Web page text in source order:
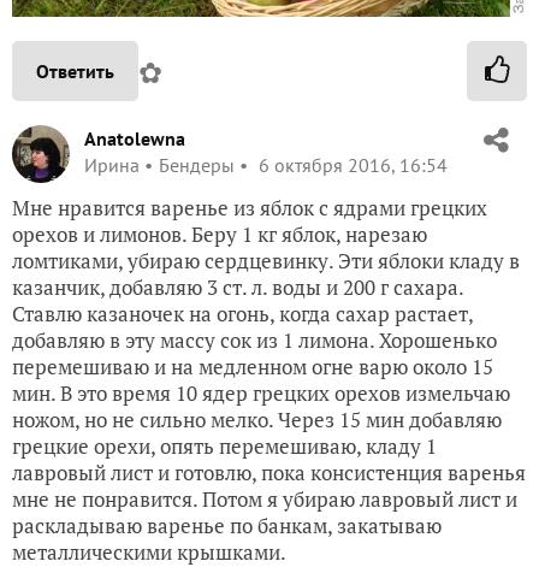
Ответить ✿
Anatolewna
Ирина
Бендеры 6 октября 2016, 16:54
Мне нравится варенье из яблок с ядрами грецких
орехов и лимонов. Беру 1 кг яблок, нарезаю
ломтиками, убираю сердцевинку. Эти яблоки кладу в
казанчик, добавляю 3 ст. л. воды и 200 г сахара.
Ставлю казаночек на огонь, когда сахар растает,
добавляю в эту массу сок из 1 лимона. Хорошенько
перемешиваю и на медленном огне варю около 15
мин. В это время 10 ядер грецких орехов измельчаю
ножом, но не сильно мелко. Через 15 мин добавляю
грецкие орехи, опять перемешиваю, кладу 1
лавровый лист и готовлю, пока консистенция варенья
мне не понравится. Потом я убираю лавровый лист и
раскладываю варенье по банкам, закатываю
металлическими крышками.